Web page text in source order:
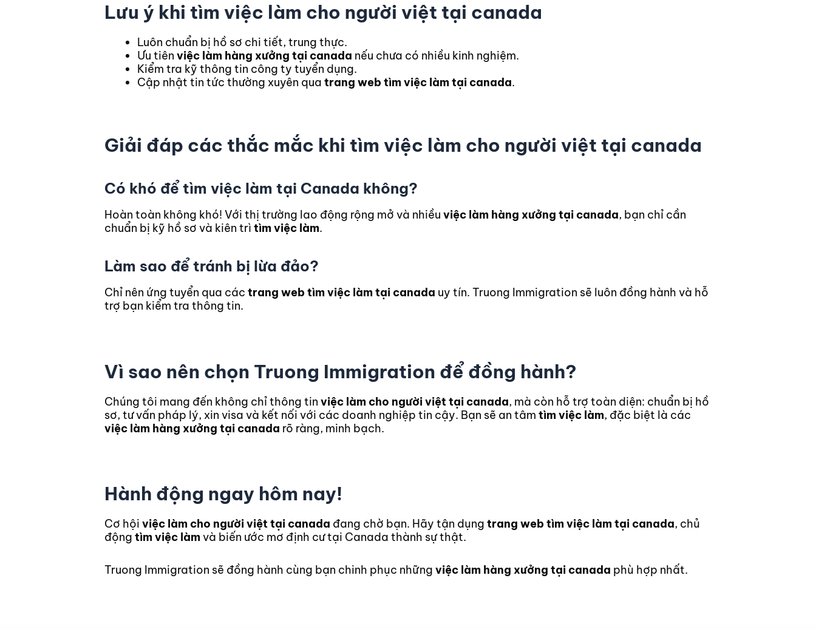
Lưu ý khi tìm việc làm cho người việt tại canada
Luôn chuẩn bị hồ sơ chi tiết, trung thực.
Ưu tiên việc làm hàng xưởng tại canada nếu chưa có nhiều kinh nghiệm.
Kiểm tra kỹ thông tin công ty tuyển dụng.
Cập nhật tin tức thường xuyên qua trang web tìm việc làm tại canada.
Giải đáp các thắc mắc khi tìm việc làm cho người việt tại canada
Có khó để tìm việc làm tại Canada không?
Hoàn toàn không khó! Với thị trường lao động rộng mở và nhiều việc làm hàng xưởng tại canada, bạn chỉ cần
chuẩn bị kỹ hồ sơ và kiên trì tìm việc làm.
Làm sao để tránh bị lừa đảo?
Chỉ nên ứng tuyển qua các trang web tìm việc làm tại canada uy tín. Truong Immigration sẽ luôn đồng hành và hỗ
trợ bạn kiểm tra thông tin.
Vì sao nên chọn Truong Immigration để đồng hành?
Chúng tôi mang đến không chỉ thông tin việc làm cho người việt tại canada, mà còn hỗ trợ toàn diện: chuẩn bị hồ
sơ, tư vấn pháp lý, xin visa và kết nối với các doanh nghiệp tin cậy. Bạn sẽ an tâm tìm việc làm, đặc biệt là các
việc làm hàng xưởng tại canada rõ ràng, minh bạch.
Hành động ngay hôm nay!
Cơ hội việc làm cho người việt tại canada đang chờ bạn. Hãy tận dụng trang web tìm việc làm tại canada, chủ
động tìm việc làm và biến ước mơ định cư tại Canada thành sự thật.
Truong Immigration sẽ đồng hành cùng bạn chinh phục những việc làm hàng xưởng tại canada phù hợp nhất.